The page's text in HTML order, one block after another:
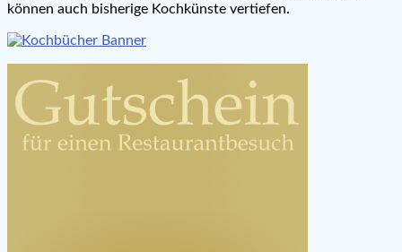
können auch bisherige Kochkünste vertiefen.